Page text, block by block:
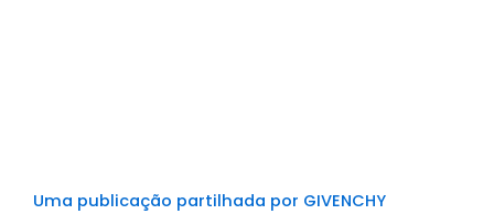
Uma publicação partilhada por GIVENCHY